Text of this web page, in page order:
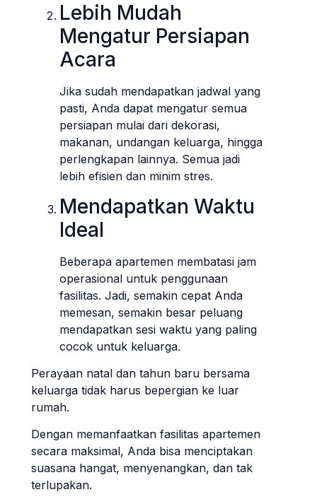
Lebih Mudah
Mengatur Persiapan
Acara
Jika sudah mendapatkan jadwal yang
pasti, Anda dapat mengatur semua
persiapan mulai dari dekorasi,
makanan, undangan keluarga, hingga
perlengkapan lainnya. Semua jadi
lebih efisien dan minim stres.
Mendapatkan Waktu
Ideal
Beberapa apartemen membatasi jam
operasional untuk penggunaan
fasilitas. Jadi, semakin cepat Anda
memesan, semakin besar peluang
mendapatkan sesi waktu yang paling
cocok untuk keluarga.
Perayaan natal dan tahun baru bersama
keluarga tidak harus bepergian ke luar
rumah.
Dengan memanfaatkan fasilitas apartemen
secara maksimal, Anda bisa menciptakan
suasana hangat, menyenangkan, dan tak
terlupakan.